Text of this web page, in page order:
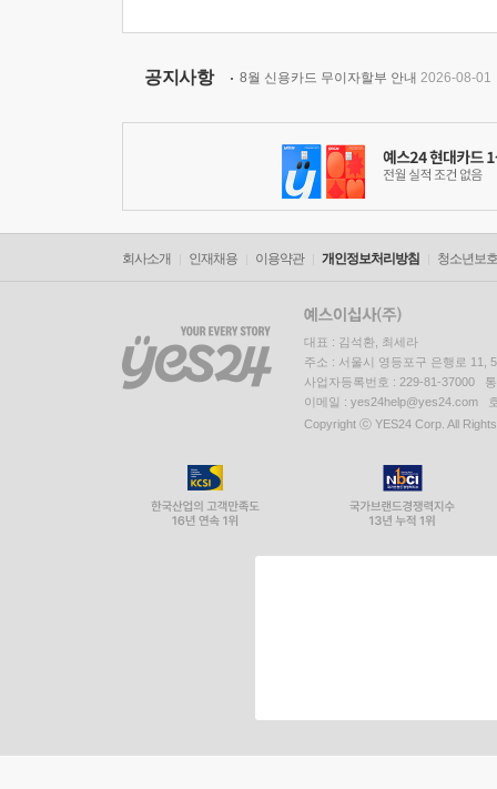
공지사항 8월 신용카드 무이자할부 안내 2026-08-01
회사소개 인재채용 이용약관 개인정보처리방침 청소년보
대표 : 김석환, 최세라
주소 : 서울시 영등포구 은행로 11,
사업자등록번호 : 229-81-37000
이메일 : yes24help@yes24.com
Copyright ⓒ YES24 Corp. All